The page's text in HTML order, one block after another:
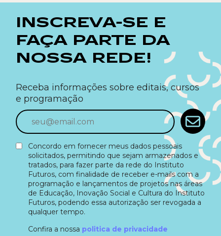
INSCREVA-SE E
FAÇA PARTE DA
NOSSA REDE!
Receba informações sobre editais, cursos
e programação
Concordo em fornecer meus dados pessoais
solicitados, permitindo que sejam armazenados e
tratados, para fazer parte da rede do Instituto
Futuros, com finalidade de receber e-mails com a
programação e lançamentos de projetos nas áreas
de Educação, Inovação Social e Cultura do Instituto
Futuros, podendo essa autorização ser revogada a
qualquer tempo.
Confira a nossa politica de privacidade